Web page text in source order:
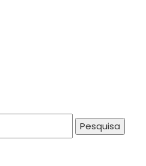
Pesquisa